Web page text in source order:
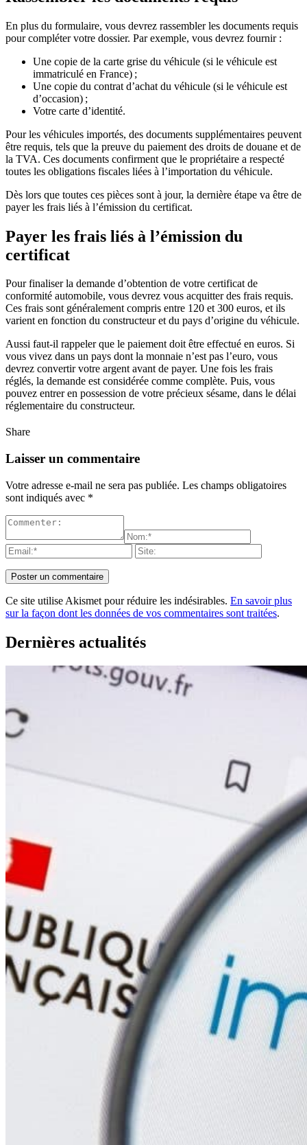
En plus du formulaire, vous devrez rassembler les documents requis
pour compléter votre dossier. Par exemple, vous devrez fournir :
Une copie de la carte grise du véhicule (si le véhicule est
immatriculé en France) ;
Une copie du contrat d’achat du véhicule (si le véhicule est
d’occasion) ;
Votre carte d’identité.
Pour les véhicules importés, des documents supplémentaires peuvent
être requis, tels que la preuve du paiement des droits de douane et de
la TVA. Ces documents confirment que le propriétaire a respecté
toutes les obligations fiscales liées à l’importation du véhicule.
Dès lors que toutes ces pièces sont à jour, la dernière étape va être de
payer les frais liés à l’émission du certificat.
Payer les frais liés à l’émission du
certificat
Pour finaliser la demande d’obtention de votre certificat de
conformité automobile, vous devrez vous acquitter des frais requis.
Ces frais sont généralement compris entre 120 et 300 euros, et ils
varient en fonction du constructeur et du pays d’origine du véhicule.
Aussi faut-il rappeler que le paiement doit être effectué en euros. Si
vous vivez dans un pays dont la monnaie n’est pas l’euro, vous
devrez convertir votre argent avant de payer. Une fois les frais
réglés, la demande est considérée comme complète. Puis, vous
pouvez entrer en possession de votre précieux sésame, dans le délai
réglementaire du constructeur.
Share
Laisser un commentaire
Votre adresse e-mail ne sera pas publiée. Les champs obligatoires
sont indiqués avec *
Ce site utilise Akismet pour réduire les indésirables. En savoir plus
sur la façon dont les données de vos commentaires sont traitées.
Dernières actualités